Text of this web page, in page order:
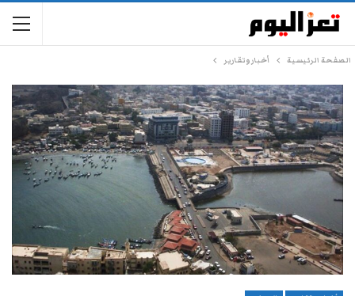
الصفحة الرئيسية أخبار وتقارير